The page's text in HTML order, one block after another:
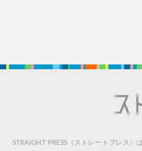
STRAIGHT PRESS（ストレートプレス）